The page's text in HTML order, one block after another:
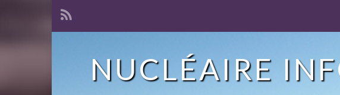
NUCLÉAIRE